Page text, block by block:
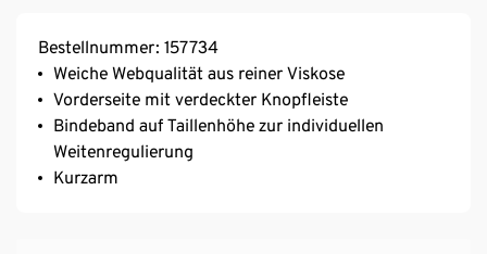
Bestellnummer: 157734
Weiche Webqualität aus reiner Viskose
Vorderseite mit verdeckter Knopfleiste
Bindeband auf Taillenhöhe zur individuellen
Weitenregulierung
Kurzarm